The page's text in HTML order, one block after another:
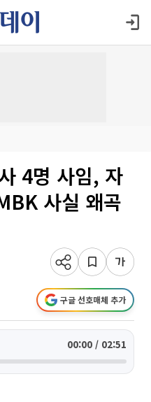
4명 사임, 자
사실 왜곡
구글 선호매체 추가
00:00 / 02:51